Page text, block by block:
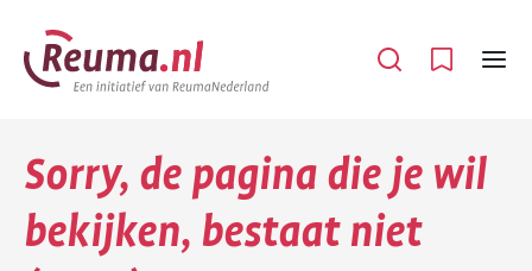
Spring
naar
hoofdinhoud
Spring
naar
footer
Open
Menu
Sorry, de pagina die je wil
bekijken, bestaat niet